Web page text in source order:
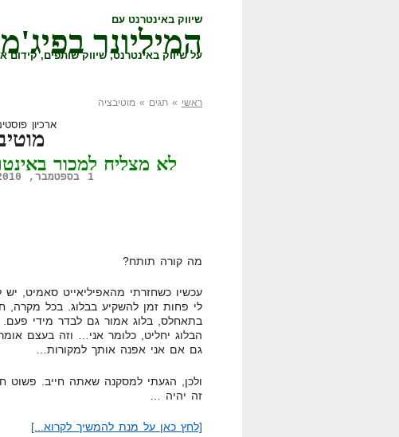
שיווק באינטרנט עם
המיליונר
על שיווק באינטרנט, שיווק שותפים, קידום
ראשי » תגים » מוטיבציה
ארכיון
לא מצליח למכור
1 בספטמבר, 2010,
מה קורה תותח?
עכשיו כשחזרתי מהאפיליאייט סאמיט,
לי פחות זמן להשקיע בבלוג. בכל מקרה,
בתאחלס, בלוג אמור גם לבדר מידי פעם.
הבלוג יחליט, כלומר אני… וזה בעצם
גם אם אני אפנה אותך למקורות…
ולכן, הגעתי למסקנה שאתה חייב. פשוט ח-
זה יהיה …
[לחץ כאן על מנת להמשיך לקרוא...]